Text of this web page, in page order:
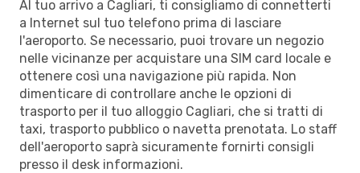
Al tuo arrivo a Cagliari, ti consigliamo di connetterti
a Internet sul tuo telefono prima di lasciare
l'aeroporto. Se necessario, puoi trovare un negozio
nelle vicinanze per acquistare una SIM card locale e
ottenere così una navigazione più rapida. Non
dimenticare di controllare anche le opzioni di
trasporto per il tuo alloggio Cagliari, che si tratti di
taxi, trasporto pubblico o navetta prenotata. Lo staff
dell'aeroporto saprà sicuramente fornirti consigli
presso il desk informazioni.